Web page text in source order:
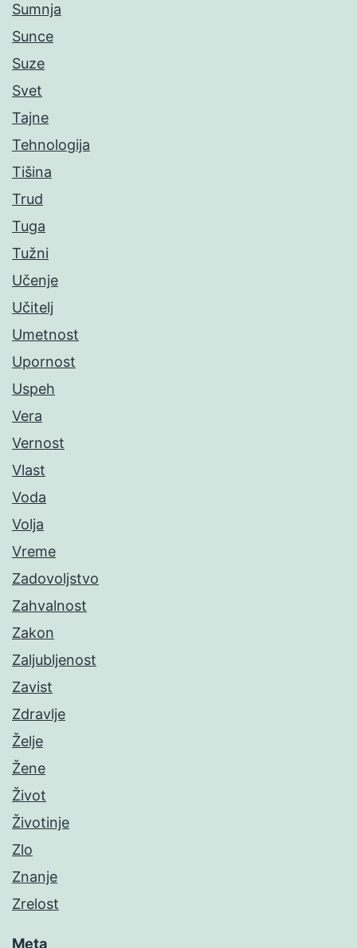
Sumnja
Sunce
Suze
Svet
Tajne
Tehnologija
Tišina
Trud
Tuga
Tužni
Učenje
Učitelj
Umetnost
Upornost
Uspeh
Vera
Vernost
Vlast
Voda
Volja
Vreme
Zadovoljstvo
Zahvalnost
Zakon
Zaljubljenost
Zavist
Zdravlje
Želje
Žene
Život
Životinje
Zlo
Znanje
Zrelost
Meta